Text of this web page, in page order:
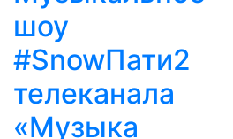
шоу
#SnowПати2
телеканала
«Музыка